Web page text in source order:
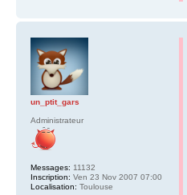
un_ptit_gars
Administrateur
Messages: 11132
Inscription: Ven 23 Nov 2007 07:00
Localisation: Toulouse